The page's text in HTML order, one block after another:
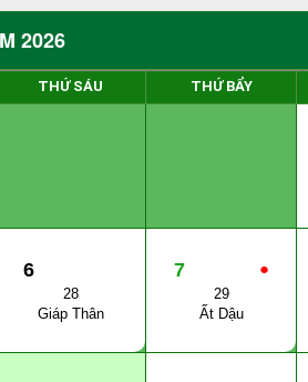
2026
THỨ SÁU THỨ BẨY
6
28
Giáp Thân
●
7
29
Ất Dậu